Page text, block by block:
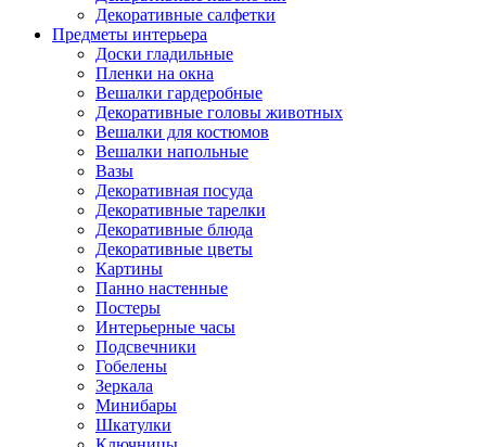
Декоративные салфетки
Предметы интерьера
Доски гладильные
Пленки на окна
Вешалки гардеробные
Декоративные головы животных
Вешалки для костюмов
Вешалки напольные
Вазы
Декоративная посуда
Декоративные тарелки
Декоративные блюда
Декоративные цветы
Картины
Панно настенные
Постеры
Интерьерные часы
Подсвечники
Гобелены
Зеркала
Минибары
Шкатулки